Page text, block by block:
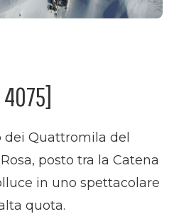
dei Quattromila del
posto tra la Catena
in uno spettacolare
quota.